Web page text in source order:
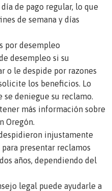
de pago regular, lo que
de semana y días
por desempleo
desempleo si su
o le despide por razones
los beneficios. Lo
se deniegue su reclamo.
más información sobre
Oregón.
injustamente
presentar reclamos
años, dependiendo del
legal puede ayudarle a